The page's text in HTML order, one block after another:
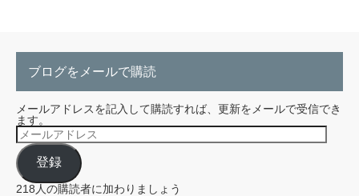
ブログをメールで購読
メールアドレスを記入して購読すれば、更新をメールで受信でき
ます。
メ
ー
ル
ア
ド
レ
登録
218人の購読者に加わりましょう